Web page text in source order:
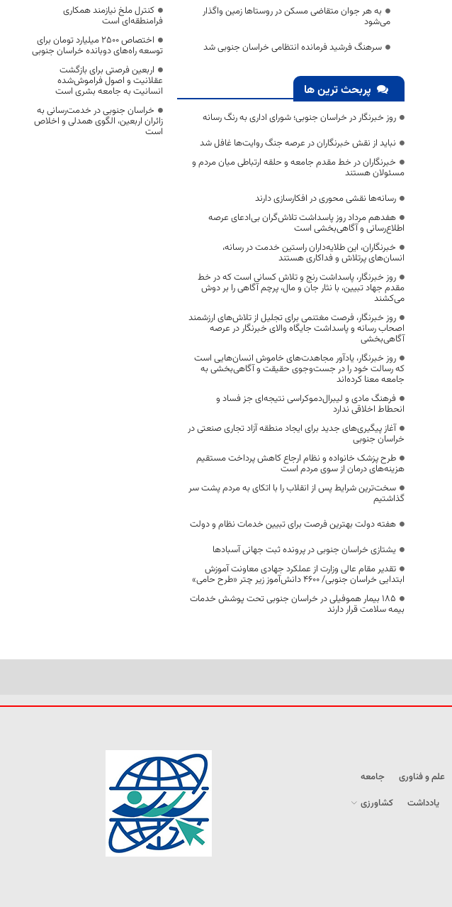
به هر جوان متقاضی مسکن در روستاها زمین واگذار
می‌شود
سرهنگ فرشید فرمانده انتظامی خراسان جنوبی شد
پربحث ترین ها
روز خبرنگار در خراسان جنوبی؛ شورای اداری به رنگ رسانه
نباید از نقش خبرنگاران در عرصه جنگ روایت‌ها غافل شد
خبرنگاران در خط مقدم جامعه و حلقه ارتباطی میان مردم و
مسئولان هستند
رسانه‌ها نقشی محوری در افکارسازی دارند
هفدهم مرداد روز پاسداشت تلاش‌گران بی‌ادعای عرصه
اطلاع‌رسانی و آگاهی‌بخشی است
خبرنگاران، این طلایه‌داران راستین خدمت در رسانه،
انسان‌های پرتلاش و فداکاری هستند
روز خبرنگار، پاسداشت رنج و تلاش کسانی است که در خط
مقدم جهاد تبیین، با نثار جان و مال، پرچم آگاهی را بر دوش
می‌کشند
روز خبرنگار، فرصت مغتنمی برای تجلیل از تلاش‌های ارزشمند
اصحاب رسانه و پاسداشت جایگاه والای خبرنگار در عرصه
آگاهی‌بخشی
روز خبرنگار، یادآور مجاهدت‌های خاموش انسان‌هایی است
که رسالت خود را در جست‌وجوی حقیقت و آگاهی‌بخشی به
جامعه معنا کرده‌اند
فرهنگ مادی و لیبرال‌دموکراسی نتیجه‌ای جز فساد و
انحطاط اخلاقی ندارد
آغاز پیگیری‌های جدید برای ایجاد منطقه آزاد تجاری صنعتی در
خراسان جنوبی
طرح پزشک خانواده و نظام ارجاع کاهش پرداخت مستقیم
هزینه‌های درمان از سوی مردم است
سخت‌ترین شرایط پس از انقلاب را با اتکای به مردم پشت سر
گذاشتیم
هفته دولت بهترین فرصت برای تبیین خدمات نظام و دولت
یشتازی خراسان جنوبی در پرونده ثبت جهانی آسبادها
تقدیر مقام عالی وزارت از عملکرد جهادی معاونت آموزش
ابتدایی خراسان جنوبی/ ۴۶۰۰ دانش‌آموز زیر چتر «طرح حامی»
۱۸۵ بیمار هموفیلی در خراسان جنوبی تحت پوشش خدمات
بیمه سلامت قرار دارند
کنترل ملخ نیازمند همکاری
فرامنطقه‌ای است
اختصاص 2500 میلیارد تومان برای
توسعه راه‌های دوبانده خراسان جنوبی
اربعین فرصتی برای بازگشت
عقلانیت و اصول فراموش‌شده
انسانیت به جامعه بشری است
خراسان جنوبی در خدمت‌رسانی به
زائران اربعین، الگوی همدلی و اخلاص
است
علم و فناوری
جامعه
یادداشت
کشاورزی